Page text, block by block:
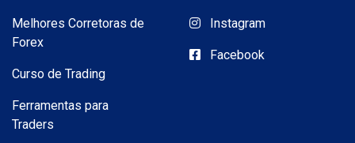
Melhores Corretoras de
Forex
Curso de Trading
Ferramentas para
Traders
Instagram
Facebook